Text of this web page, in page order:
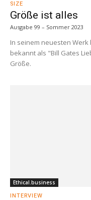
SIZE
Größe ist alles
Ausgabe 99 – Sommer 2023
In seinem neuesten Werk
bekannt als "Bill Gates
Größe.
Ethical.business
INTERVIEW